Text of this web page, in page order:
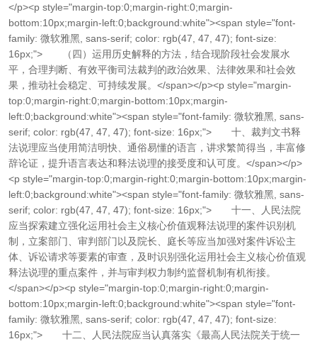
</p><p style="margin-top:0;margin-right:0;margin-
bottom:10px;margin-left:0;background:white"><span style="font-
family: 微软雅黑, sans-serif; color: rgb(47, 47, 47); font-size:
16px;"> （四）运用历史解释的方法，结合现阶段社会发展水
平，合理判断、有效平衡司法裁判的政治效果、法律效果和社会效
果，推动社会稳定、可持续发展。</span></p><p style="margin-
top:0;margin-right:0;margin-bottom:10px;margin-
left:0;background:white"><span style="font-family: 微软雅黑, sans-
serif; color: rgb(47, 47, 47); font-size: 16px;"> 十、裁判文书释
法说理应当使用简洁明快、通俗易懂的语言，讲求繁简得当，丰富修
辞论证，提升语言表达和释法说理的接受度和认可度。</span></p>
<p style="margin-top:0;margin-right:0;margin-bottom:10px;margin-
left:0;background:white"><span style="font-family: 微软雅黑, sans-
serif; color: rgb(47, 47, 47); font-size: 16px;"> 十一、人民法院
应当探索建立强化运用社会主义核心价值观释法说理的案件识别机
制，立案部门、审判部门以及院长、庭长等应当加强对案件诉讼主
体、诉讼请求等要素的审查，及时识别强化运用社会主义核心价值观
释法说理的重点案件，并与审判权力制约监督机制有机衔接。
</span></p><p style="margin-top:0;margin-right:0;margin-
bottom:10px;margin-left:0;background:white"><span style="font-
family: 微软雅黑, sans-serif; color: rgb(47, 47, 47); font-size:
16px;"> 十二、人民法院应当认真落实《最高人民法院关于统一